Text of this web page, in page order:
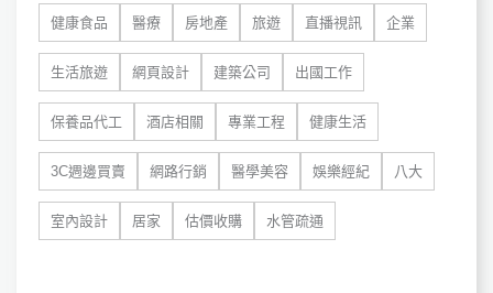
健康食品 醫療 房地產 旅遊 直播視訊 企業
生活旅遊 網頁設計 建築公司 出國工作
保養品代工 酒店相關 專業工程 健康生活
3C週邊買賣 網路行銷 醫學美容 娛樂經紀 八大
室內設計 居家 估價收購 水管疏通